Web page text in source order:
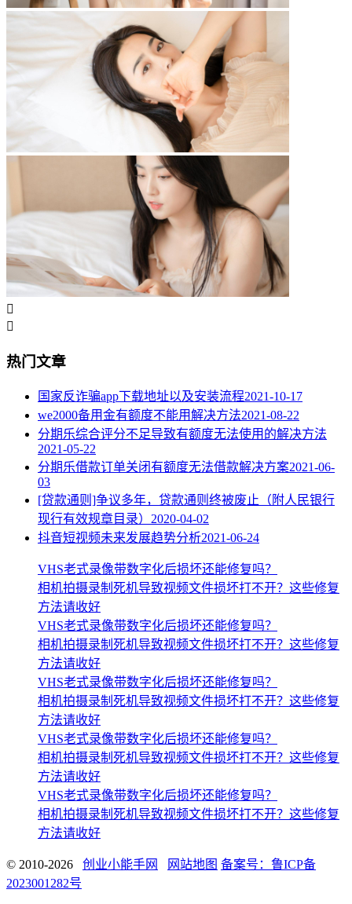


热门文章
国家反诈骗app下载地址以及安装流程2021-10-17
we2000备用金有额度不能用解决方法2021-08-22
分期乐综合评分不足导致有额度无法使用的解决方法
2021-05-22
分期乐借款订单关闭有额度无法借款解决方案2021-06-
03
[贷款通则]争议多年，贷款通则终被废止（附人民银行
现行有效规章目录） 2020-04-02
抖音短视频未来发展趋势分析2021-06-24
VHS老式录像带数字化后损坏还能修复吗？
相机拍摄录制死机导致视频文件损坏打不开？这些修复
方法请收好
VHS老式录像带数字化后损坏还能修复吗？
相机拍摄录制死机导致视频文件损坏打不开？这些修复
方法请收好
VHS老式录像带数字化后损坏还能修复吗？
相机拍摄录制死机导致视频文件损坏打不开？这些修复
方法请收好
VHS老式录像带数字化后损坏还能修复吗？
相机拍摄录制死机导致视频文件损坏打不开？这些修复
方法请收好
VHS老式录像带数字化后损坏还能修复吗？
相机拍摄录制死机导致视频文件损坏打不开？这些修复
方法请收好
© 2010-2026 创业小能手网 网站地图 备案号：鲁ICP备
2023001282号